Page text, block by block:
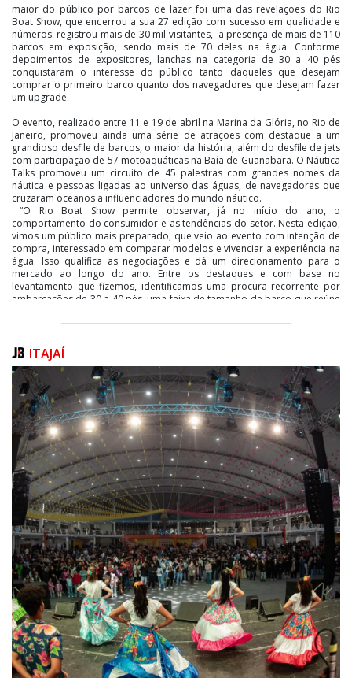
maior do público por barcos de lazer foi uma das revelações do Rio
Boat Show, que encerrou a sua 27 edição com sucesso em qualidade e
números: registrou mais de 30 mil visitantes, a presença de mais de 110
barcos em exposição, sendo mais de 70 deles na água. Conforme
depoimentos de expositores, lanchas na categoria de 30 a 40 pés
conquistaram o interesse do público tanto daqueles que desejam
comprar o primeiro barco quanto dos navegadores que desejam fazer
um upgrade.
O evento, realizado entre 11 e 19 de abril na Marina da Glória, no Rio de
Janeiro, promoveu ainda uma série de atrações com destaque a um
grandioso desfile de barcos, o maior da história, além do desfile de jets
com participação de 57 motoaquáticas na Baía de Guanabara. O Náutica
Talks promoveu um circuito de 45 palestras com grandes nomes da
náutica e pessoas ligadas ao universo das águas, de navegadores que
cruzaram oceanos a influenciadores do mundo náutico.
“O Rio Boat Show permite observar, já no início do ano, o
comportamento do consumidor e as tendências do setor. Nesta edição,
vimos um público mais preparado, que veio ao evento com intenção de
compra, interessado em comparar modelos e vivenciar a experiência na
água. Isso qualifica as negociações e dá um direcionamento para o
mercado ao longo do ano. Entre os destaques e com base no
levantamento que fizemos, identificamos uma procura recorrente por
embarcações de 30 a 40 pés, uma faixa de tamanho de barco que reúne
uso e bom aproveitamento de espaço”, afirma Thalita Vicentini, diretora
Em relação ao público comprador, de acordo com as marcas
expositoras, o Rio de Janeiro concentrou a maior parte dos clientes
interessados, com destaque também para visitantes de São Paulo,
seguidos pela presença de consumidores de estados como Espírito
Santo, Minas Gerais, além de regiões como Sul e Nordeste.
Além da exposição de embarcações na água e em áreas secas, o evento
reuniu uma variedade de marcas voltadas a equipamentos, tecnologia
embarcada, brinquedos náuticos e serviços, além de produtos
direcionados aos amantes de aventuras em terra e ao turismo. A agenda
incluiu shows ao vivo e experiências como passeios de veleiro, batismo
de mergulho e contou com a presença de celebridades.
Após encerrar mais uma edição de sucesso o boat show segue seu
calendário de 2026 com o Marina Itajaí Boat Show, realizado no maior
polo produtor náutico brasileiro, Itajaí, SC. Acontece entre 2 e 5 de julho.
Depoimentos dos expositores sobre a participação no Rio Boat Show
2026.
“O evento mantém sua importância por reunir o público qualificado e
permitir a apresentação dos modelos em operação. Os destaques
ficaram para os modelos como a Schaefer 660 e a V44, com presença
relevante de clientes de São Paulo e do Rio de Janeiro” – Márcio Schaefer,
CEO da Schaefer Yachts.
ITAJAÍ